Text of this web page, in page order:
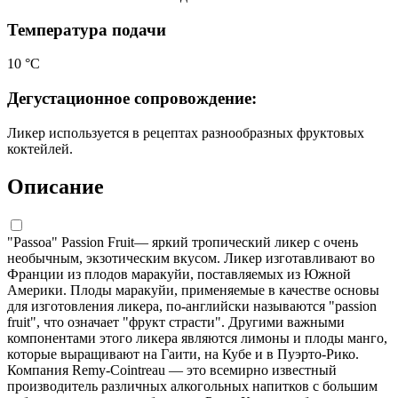
Температура подачи
10 °С
Дегустационное сопровождение:
Ликер используется в рецептах разнообразных фруктовых
коктейлей.
Описание
"Passoa" Passion Fruit— яркий тропический ликер с очень
необычным, экзотическим вкусом. Ликер изготавливают во
Франции из плодов маракуйи, поставляемых из Южной
Америки. Плоды маракуйи, применяемые в качестве основы
для изготовления ликера, по-английски называются "passion
fruit", что означает "фрукт страсти". Другими важными
компонентами этого ликера являются лимоны и плоды манго,
которые выращивают на Гаити, на Кубе и в Пуэрто-Рико.
Компания Rеmy-Cointreau — это всемирно известный
производитель различных алкогольных напитков с большим